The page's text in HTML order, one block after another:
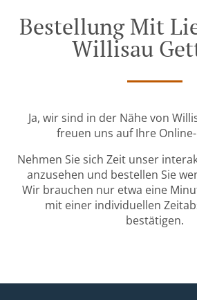
Bestellung Mit
Willisau
Ja, wir sind in der Nähe von
freuen uns auf Ihre
Nehmen Sie sich Zeit unser
anzusehen und bestellen Sie
Wir brauchen nur etwa eine
mit einer individuellen
bestätigen.